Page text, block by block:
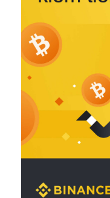
tế còn giúp
khuẩn và
thời tiết nóng
thêm các
động của giấc
phòng ngủ
người tại
Link) để có
2. Các tiêu
chăn ga gối
ngủ
Để sở hữu
cao cấp
công năng,
nhắc kỹ lưỡng